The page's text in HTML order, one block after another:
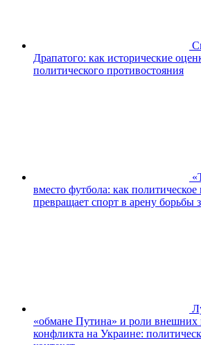
Драпатого: как исторические
политического противостояния
вместо футбола: как политическое
превращает спорт в арену борьбы
«обмане Путина» и роли внешних
конфликта на Украине: